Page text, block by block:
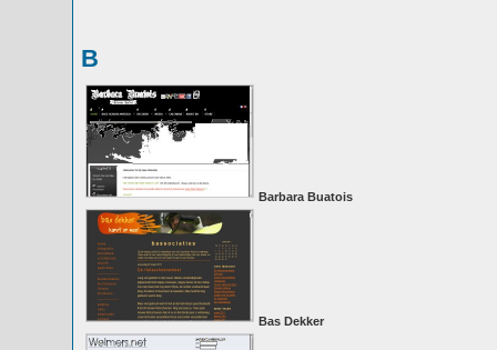
B
Barbara Buatois
Bas Dekker